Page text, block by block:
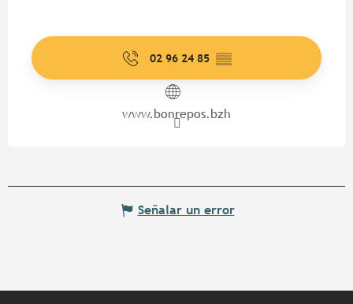
02 96 24 85 ▒▒
www.bonrepos.bzh
Señalar un error